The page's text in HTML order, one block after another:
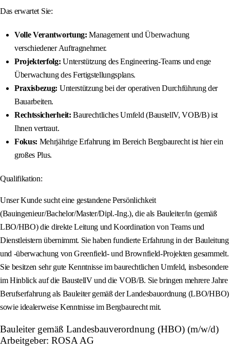
Das erwartet Sie:
Volle Verantwortung: Management und Überwachung
verschiedener Auftragnehmer.
Projekterfolg: Unterstützung des Engineering-Teams und enge
Überwachung des Fertigstellungsplans.
Praxisbezug: Unterstützung bei der operativen Durchführung der
Bauarbeiten.
Rechtssicherheit: Baurechtliches Umfeld (BaustellV, VOB/B) ist
Ihnen vertraut.
Fokus: Mehrjährige Erfahrung im Bereich Bergbaurecht ist hier ein
großes Plus.
Qualifikation:
Unser Kunde sucht eine gestandene Persönlichkeit
(Bauingenieur/Bachelor/Master/Dipl.-Ing.), die als Bauleiter/in (gemäß
LBO/HBO) die direkte Leitung und Koordination von Teams und
Dienstleistern übernimmt. Sie haben fundierte Erfahrung in der Bauleitung
und -überwachung von Greenfield- und Brownfield-Projekten gesammelt.
Sie besitzen sehr gute Kenntnisse im baurechtlichen Umfeld, insbesondere
im Hinblick auf die BaustellV und die VOB/B. Sie bringen mehrere Jahre
Berufserfahrung als Bauleiter gemäß der Landesbauordnung (LBO/HBO)
sowie idealerweise Kenntnisse im Bergbaurecht mit.
Bauleiter gemäß Landesbauverordnung (HBO) (m/w/d)
Arbeitgeber: ROSA AG